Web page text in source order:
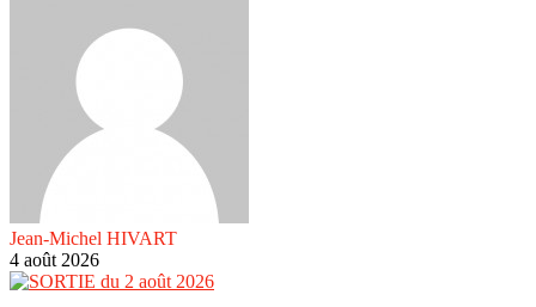
Jean-Michel HIVART
4 août 2026